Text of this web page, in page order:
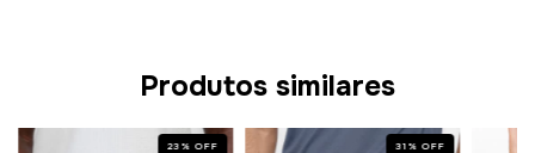
Produtos similares
23 %OFF 31 %OFF